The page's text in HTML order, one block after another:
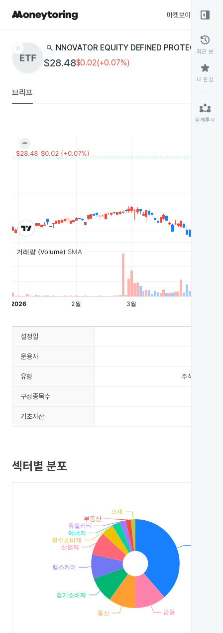
마켓보이스
star search INNOVATOR EQUITY DEFINED PROTECTION -
$28.48$0.02(+0.07%)
브리프
right_panel_open
history
최근 본
star
내 관심
partner_exchange
함께투자